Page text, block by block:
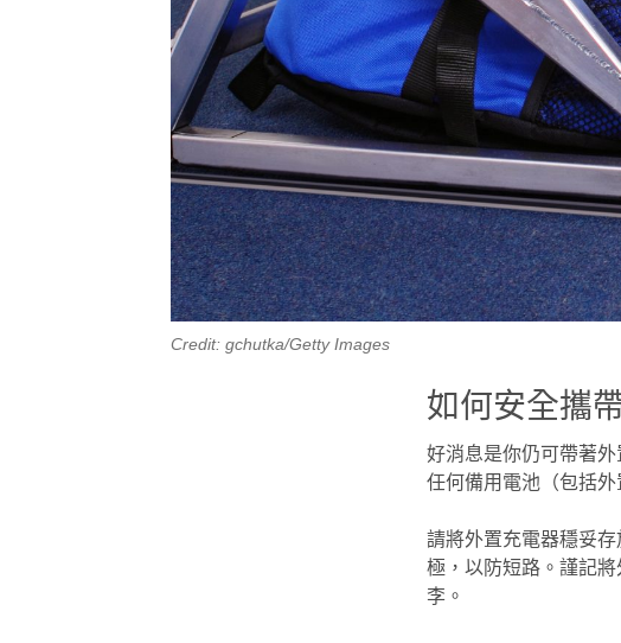
Credit: gchutka/Getty Images
如何安全攜
好消息是你仍可帶著
任何備用電池（包括
請將外置充電器穩妥
極，以防短路。謹記
李。